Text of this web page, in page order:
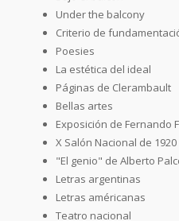
Under the balcony
Criterio de
Poesies
La estética del ideal
Páginas de Clerambault
Bellas artes
Exposición de Fernando
X Salón Nacional de 1920
"El genio" de Alberto
Letras argentinas
Letras américanas
Teatro nacional